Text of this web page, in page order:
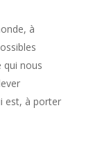
à
qui nous
est, à porter